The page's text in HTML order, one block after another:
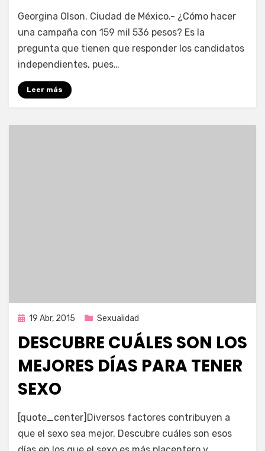
Enrique
Georgina Olson. Ciudad de México.- ¿Cómo hacer
una campaña con 159 mil 536 pesos? Es la
pregunta que tienen que responder los candidatos
independientes, pues…
Leer más
Publicada
19 Abr, 2015 Sexualidad
DESCUBRE CUÁLES SON LOS
MEJORES DÍAS PARA TENER
SEXO
por
[quote_center]Diversos factores contribuyen a
que el sexo sea mejor. Descubre cuáles son esos